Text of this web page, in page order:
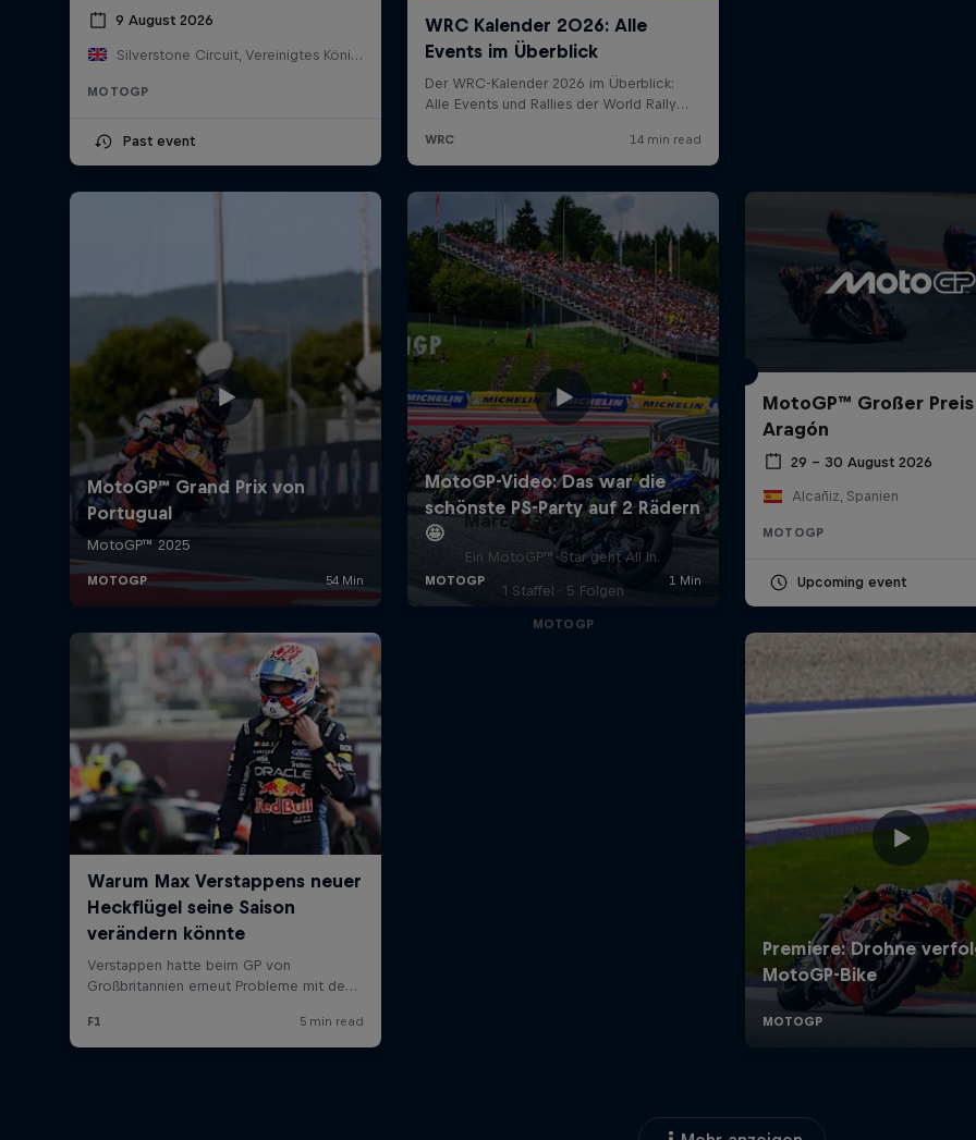
9 August 2026
Silverstone Circuit, Vereinigtes Königreich
MOTOGP
Past event
MotoGP™ Großer
Aragón
29 – 30 August 2026
Alcañiz, Spanien
MOTOGP
Upcoming event
Marc Márquez – All In
Ein MotoGP™-Star geht All In.
1 Staffel · 5 Folgen
MOTOGP